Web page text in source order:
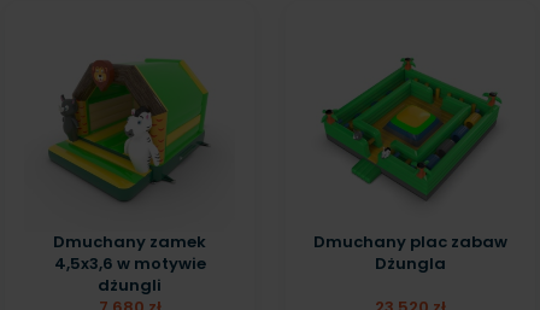
Dmuchany zamek
4,5x3,6 w motywie
dżungli
Dmuchany plac zabaw
Dżungla